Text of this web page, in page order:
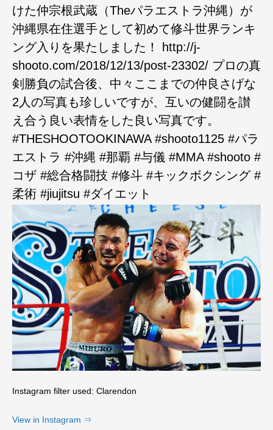
けた仲宗根武蔵（Theパラエストラ沖縄）が
沖縄県在住選手として初めて修斗世界ランキ
ング入りを果たしました！ http://j-
shooto.com/2018/12/13/post-23302/ プロの真
剣勝負の試合後、中々ここまでの仲良さげな
2人の写真も珍しいですが、互いの健闘を讃
え合う良い表情をした良い写真です。
#THESHOOTOOKINAWA #shooto1125 #パラ
エストラ #沖縄 #那覇 #与儀 #MMA #shooto #
コザ #総合格闘技 #修斗 #キックボクシング #
柔術 #jiujitsu #ダイエット
Instagram filter used: Clarendon
View in Instagram ⇒